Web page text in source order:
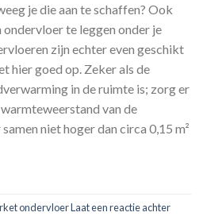
je die aan te schaffen? Ook
te leggen onder je
zijn echter even geschikt
hier goed op. Zeker als de
in de ruimte is; zorg er
van de
niet hoger dan circa 0,15 m²
ondervloerLaat een reactie achter